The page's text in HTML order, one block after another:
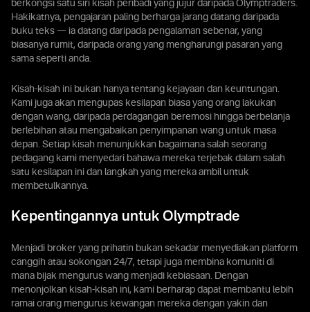
berkongsi satu siri kisah peribadi yang jujur daripada Olymptraders.
Hakikatnya, pengajaran paling berharga jarang datang daripada
buku teks — ia datang daripada pengalaman sebenar, yang
biasanya rumit, daripada orang yang mengharungi pasaran yang
sama seperti anda.
Kisah-kisah ini bukan hanya tentang kejayaan dan keuntungan.
Kami juga akan mengupas kesilapan biasa yang orang lakukan
dengan wang, daripada perdagangan beremosi hingga berbelanja
berlebihan atau mengabaikan penyimpanan wang untuk masa
depan. Setiap kisah menunjukkan bagaimana salah seorang
pedagang kami menyedari bahawa mereka terjebak dalam salah
satu kesilapan ini dan langkah yang mereka ambil untuk
membetulkannya.
Kepentingannya untuk Olymptrade
Menjadi broker yang prihatin bukan sekadar menyediakan platform
canggih atau sokongan 24/7, tetapi juga membina komuniti di
mana bijak mengurus wang menjadi kebiasaan. Dengan
menonjolkan kisah-kisah ini, kami berharap dapat membantu lebih
ramai orang mengurus kewangan mereka dengan yakin dan